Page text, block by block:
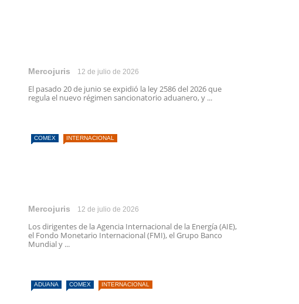
Mercojuris 12 de julio de 2026
El pasado 20 de junio se expidió la ley 2586 del 2026 que
regula el nuevo régimen sancionatorio aduanero, y ...
COMEX INTERNACIONAL
Mercojuris 12 de julio de 2026
Los dirigentes de la Agencia Internacional de la Energía (AIE),
el Fondo Monetario Internacional (FMI), el Grupo Banco
Mundial y ...
ADUANA COMEX INTERNACIONAL